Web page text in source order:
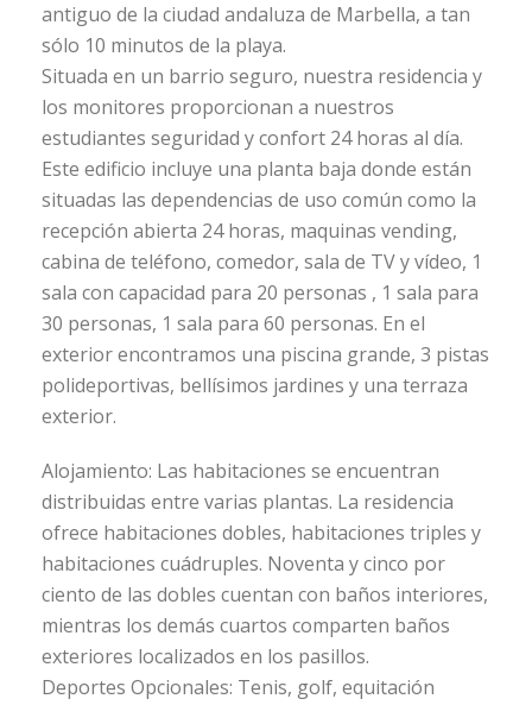
antiguo de la ciudad andaluza de Marbella, a tan
sólo 10 minutos de la playa.
Situada en un barrio seguro, nuestra residencia y
los monitores proporcionan a nuestros
estudiantes seguridad y confort 24 horas al día.
Este edificio incluye una planta baja donde están
situadas las dependencias de uso común como la
recepción abierta 24 horas, maquinas vending,
cabina de teléfono, comedor, sala de TV y vídeo, 1
sala con capacidad para 20 personas , 1 sala para
30 personas, 1 sala para 60 personas. En el
exterior encontramos una piscina grande, 3 pistas
polideportivas, bellísimos jardines y una terraza
exterior.
Alojamiento: Las habitaciones se encuentran
distribuidas entre varias plantas. La residencia
ofrece habitaciones dobles, habitaciones triples y
habitaciones cuádruples. Noventa y cinco por
ciento de las dobles cuentan con baños interiores,
mientras los demás cuartos comparten baños
exteriores localizados en los pasillos.
Deportes Opcionales: Tenis, golf, equitación